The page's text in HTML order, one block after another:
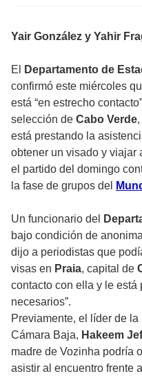
Yair González y Yahir
El
Departamento de
confirmó este miércoles
está “en estrecho
selección de Cabo Verde,
está prestando la
obtener un visado y viajar
el partido del domingo
la fase de grupos del
Un funcionario del
bajo condición de
dijo a periodistas que
visas en Praia, capital de
contacto con ella y le
necesarios”.
Previamente, el líder de
Cámara Baja, Hakeem
madre de Vozinha podría
asistir al encuentro frente